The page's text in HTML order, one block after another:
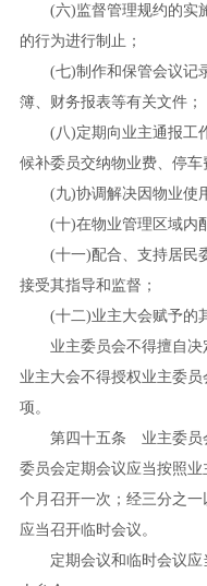
(六)监督管理规约的实
的行为进行制止；
(七)制作和保管会议记
簿、财务报表等有关文件；
( 八)定期向业主通报工
候补委员交纳物业费、停车
(九)协调解决因物业使
(十)在物业管理区域内
(十一)配合、支持居民
接受其指导和监督；
(十二)业主大会赋予的
业主委员会不得擅自决
业主大会不得授权业主委
项。
第四十五条 业主委员会
委员会定期会议应当按照
个月召开一次；经三分之
应当召开临时会议。
定期会议和临时会议应